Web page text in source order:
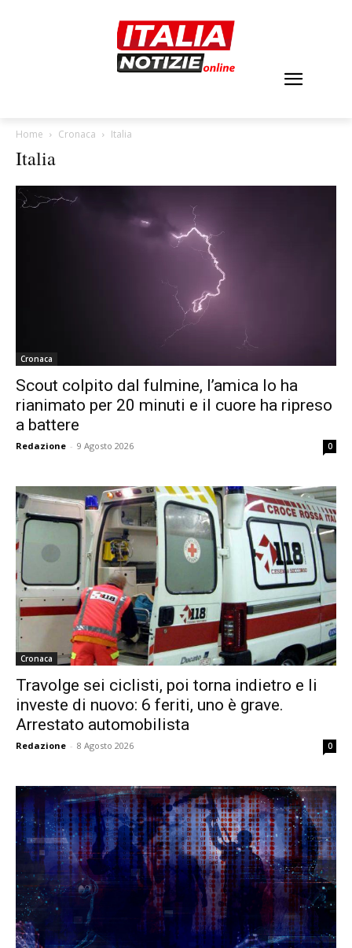
Home Cronaca Italia
Italia
Cronaca
Scout colpito dal fulmine, l’amica lo ha
rianimato per 20 minuti e il cuore ha ripreso
a battere
Redazione - 9 Agosto 2026 0
Cronaca
Travolge sei ciclisti, poi torna indietro e li
investe di nuovo: 6 feriti, uno è grave.
Arrestato automobilista
Redazione - 8 Agosto 2026 0